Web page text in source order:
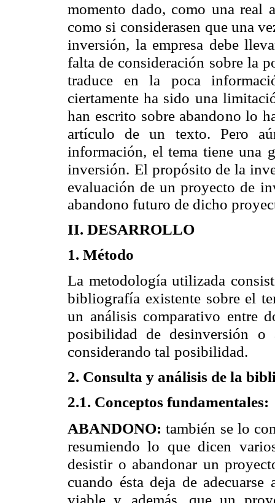
momento dado, como una real
como si considerasen que una
inversión, la empresa debe
falta de consideración sobre la
traduce en la poca
ciertamente ha sido una
han escrito sobre abandono lo
artículo de un texto. Pero
información, el tema tiene una
inversión. El propósito de la
evaluación de un proyecto de
abandono futuro de dicho
II. DESARROLLO
1. Método
La metodología utilizada
bibliografía existente sobre el
un análisis comparativo entre
posibilidad de desinversión
o
considerando tal posibilidad.
2. Consulta y análisis de la
2.1. Conceptos fundamentales:
ABANDONO:también se lo
resumiendo lo que dicen
desistir o abandonar un
cuando ésta deja de adecuarse
viable y, además, que un